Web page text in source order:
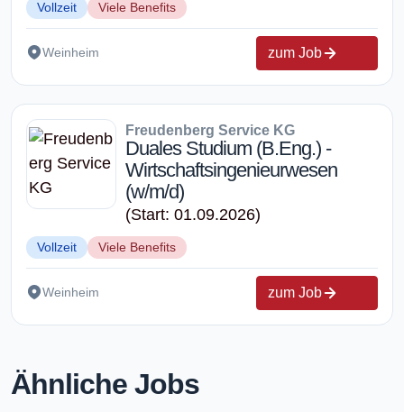
Vollzeit Viele Benefits
Weinheim zum Job
Freudenberg Service KG
Duales Studium (B.Eng.) -
Wirtschaftsingenieurwesen
(w/m/d)
(Start: 01.09.2026)
Vollzeit Viele Benefits
Weinheim zum Job
Ähnliche Jobs